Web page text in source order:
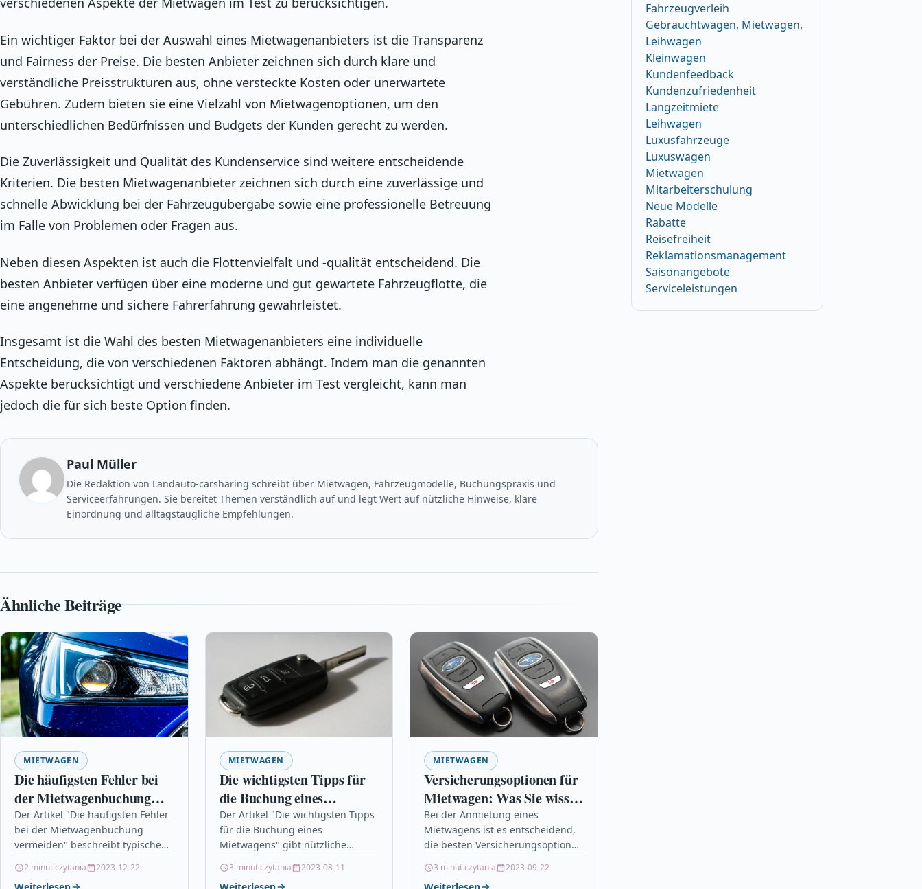
Ein wichtiger Faktor bei der Auswahl eines Mietwagenanbieters ist die Transparenz
und Fairness der Preise. Die besten Anbieter zeichnen sich durch klare und
verständliche Preisstrukturen aus, ohne versteckte Kosten oder unerwartete
Gebühren. Zudem bieten sie eine Vielzahl von Mietwagenoptionen, um den
unterschiedlichen Bedürfnissen und Budgets der Kunden gerecht zu werden.
Die Zuverlässigkeit und Qualität des Kundenservice sind weitere entscheidende
Kriterien. Die besten Mietwagenanbieter zeichnen sich durch eine zuverlässige und
schnelle Abwicklung bei der Fahrzeugübergabe sowie eine professionelle Betreuung
im Falle von Problemen oder Fragen aus.
Neben diesen Aspekten ist auch die Flottenvielfalt und -qualität entscheidend. Die
besten Anbieter verfügen über eine moderne und gut gewartete Fahrzeugflotte, die
eine angenehme und sichere Fahrerfahrung gewährleistet.
Insgesamt ist die Wahl des besten Mietwagenanbieters eine individuelle
Entscheidung, die von verschiedenen Faktoren abhängt. Indem man die genannten
Aspekte berücksichtigt und verschiedene Anbieter im Test vergleicht, kann man
jedoch die für sich beste Option finden.
Paul Müller
Die Redaktion von Landauto-carsharing schreibt über Mietwagen, Fahrzeugmodelle, Buchungspraxis und
Serviceerfahrungen. Sie bereitet Themen verständlich auf und legt Wert auf nützliche Hinweise, klare
Einordnung und alltagstaugliche Empfehlungen.
Ähnliche Beiträge
MIETWAGEN
Die häufigsten Fehler bei
der Mietwagenbuchung
vermeiden
Der Artikel "Die häufigsten Fehler
bei der Mietwagenbuchung
vermeiden" beschreibt typische
Mietwagens auftreten und wie
2 minut czytania 2023-12-22
MIETWAGEN
Die wichtigsten Tipps für
die Buchung eines
Mietwagens
Der Artikel "Die wichtigsten Tipps
für die Buchung eines
Mietwagens" gibt nützliche
Mietwagen zu buchen. Dazu
3 minut czytania 2023-08-11
MIETWAGEN
Versicherungsoptionen für
Mietwagen: Was Sie wissen
müssen
Bei der Anmietung eines
Mietwagens ist es entscheidend,
die besten Versicherungsoptionen
Kosten und unangenehme
3 minut czytania 2023-09-22
Fahrzeugverleih
Gebrauchtwagen, Mietwagen,
Leihwagen
Kleinwagen
Kundenfeedback
Kundenzufriedenheit
Langzeitmiete
Leihwagen
Luxusfahrzeuge
Luxuswagen
Mietwagen
Mitarbeiterschulung
Neue Modelle
Rabatte
Reisefreiheit
Reklamationsmanagement
Saisonangebote
Serviceleistungen